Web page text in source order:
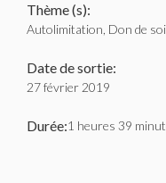
Thème (s):
Autolimitation, Don de soi
Date de sortie:
27 février 2019
Durée:1 heures 39